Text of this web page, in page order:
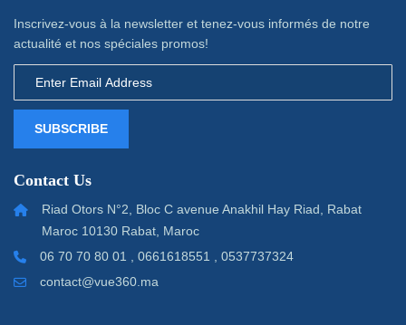
Inscrivez-vous à la newsletter et tenez-vous informés de notre
actualité et nos spéciales promos!
SUBSCRIBE
Contact Us
Riad Otors N°2, Bloc C avenue Anakhil Hay Riad, Rabat
Maroc 10130 Rabat, Maroc
06 70 70 80 01 , 0661618551 , 0537737324
contact@vue360.ma